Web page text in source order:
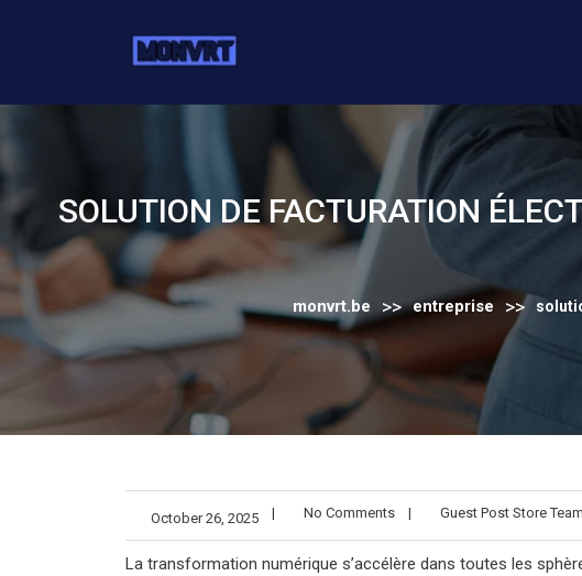
SOLUTION DE FACTURATION
monvrt.be >> entreprise >>
October 26, 2025 | No Comments | Guest Post Store Team
La transformation numérique s’accélère dans toutes les